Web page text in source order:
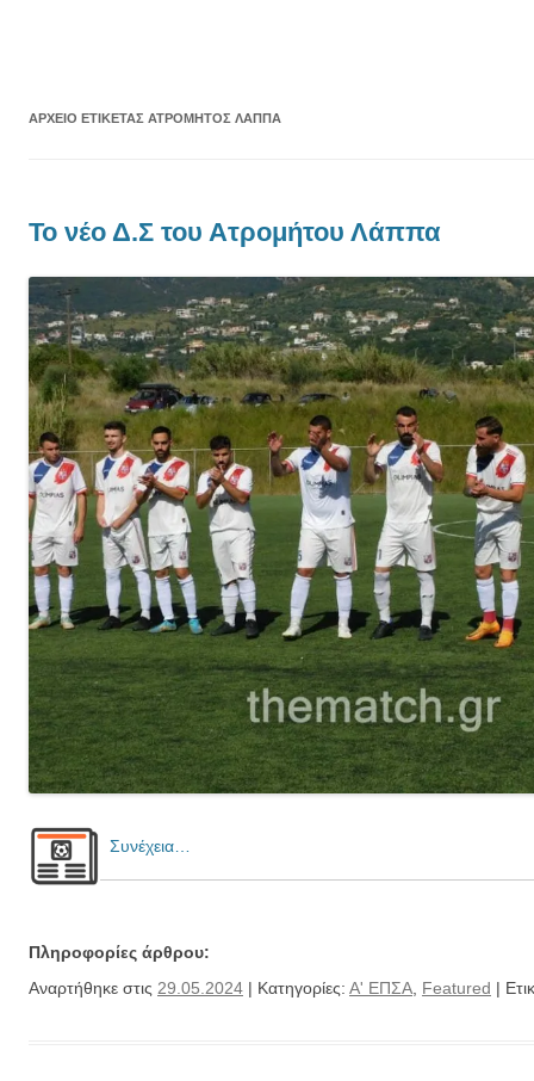
ΑΡΧΕΊΟ ΕΤΙΚΈΤΑΣ ΑΤΡΌΜΗΤΟΣ ΛΆΠΠΑ
Το νέο Δ.Σ του Ατρομήτου Λάππα
Συνέχεια…
Πληροφορίες άρθρου:
Αναρτήθηκε στις 29.05.2024 | Κατηγορίες: Α' ΕΠΣΑ Featured |